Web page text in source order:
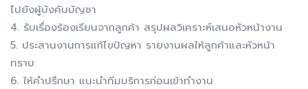
ไปยังผู้บังคับบัญชา
4. รับเรื่องร้องเรียนจากลูกค้า สรุปผลวิเคราะห์เสนอหัวหน้างาน
5. ประสานงานการแก้ไขปัญหา รายงานผลให้ลูกค้าและหัวหน้า
ทราบ
6. ให้คำปรึกษา แนะนำทีมบริการก่อนเข้าทำงาน